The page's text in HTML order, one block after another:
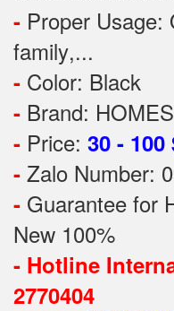
- Proper Usage:
family,...
- Color: Black
- Brand:
- Price: 30 - 100
- Zalo Number:
- Guarantee for
New 100%
- Hotline
2770404